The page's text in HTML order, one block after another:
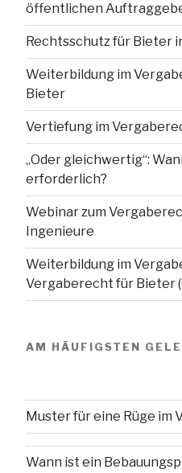
öffentlichen
Rechtsschutz für Bieter
Weiterbildung im
Bieter
Vertiefung im
„Oder gleichwertig“:
erforderlich?
Webinar zum
Ingenieure
Weiterbildung im
Vergaberecht für Bieter
AM HÄUFIGSTEN
Muster für eine Rüge im
Wann ist ein